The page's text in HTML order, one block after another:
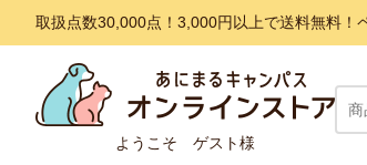
取扱点数30,000点！3,000円以上で送料無料！
ようこそ ゲスト様